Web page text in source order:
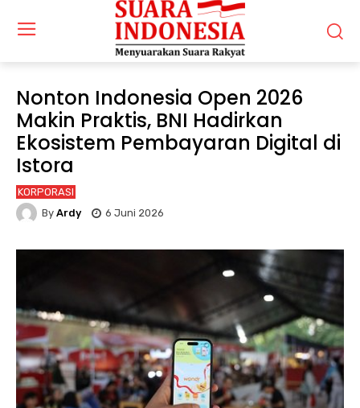
Nonton Indonesia Open 2026
Makin Praktis, BNI Hadirkan
Ekosistem Pembayaran Digital di
Istora
KORPORASI
By Ardy 6 Juni 2026